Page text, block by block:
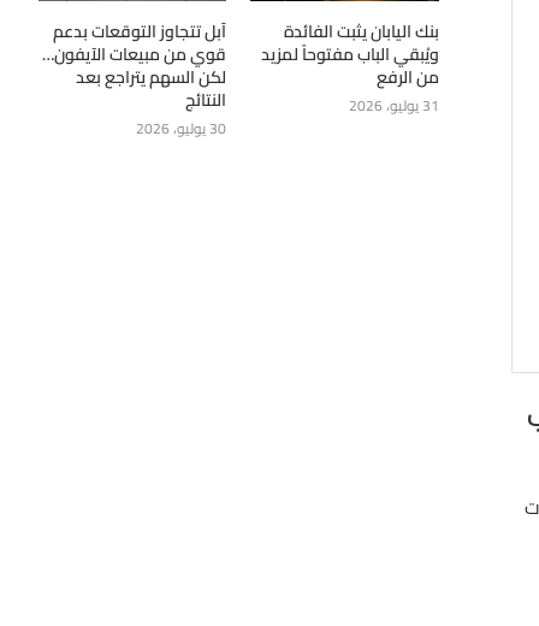
بنك اليابان يثبت الفائدة
ويُبقي الباب مفتوحاً لمزيد
من الرفع
31 يوليو، 2026
آبل تتجاوز التوقعات بدعم
قوي من مبيعات الآيفون…
لكن السهم يتراجع بعد
النتائج
30 يوليو، 2026